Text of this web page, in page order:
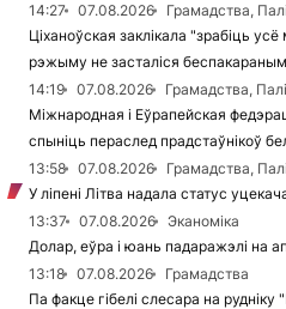
14:27
07.08.2026
Грамадства,
Ціханоўская заклікала "зрабіць
рэжыму не засталіся
14:19
07.08.2026
Грамадства,
Міжнародная і Еўрапейская
спыніць пераслед прадстаўнікоў
13:58
07.08.2026
Грамадства,
У ліпені Літва надала статус
13:37
07.08.2026
Эканоміка
Долар, еўра і юань падаражэлі на
13:18
07.08.2026
Грамадства
Па факце гібелі слесара на